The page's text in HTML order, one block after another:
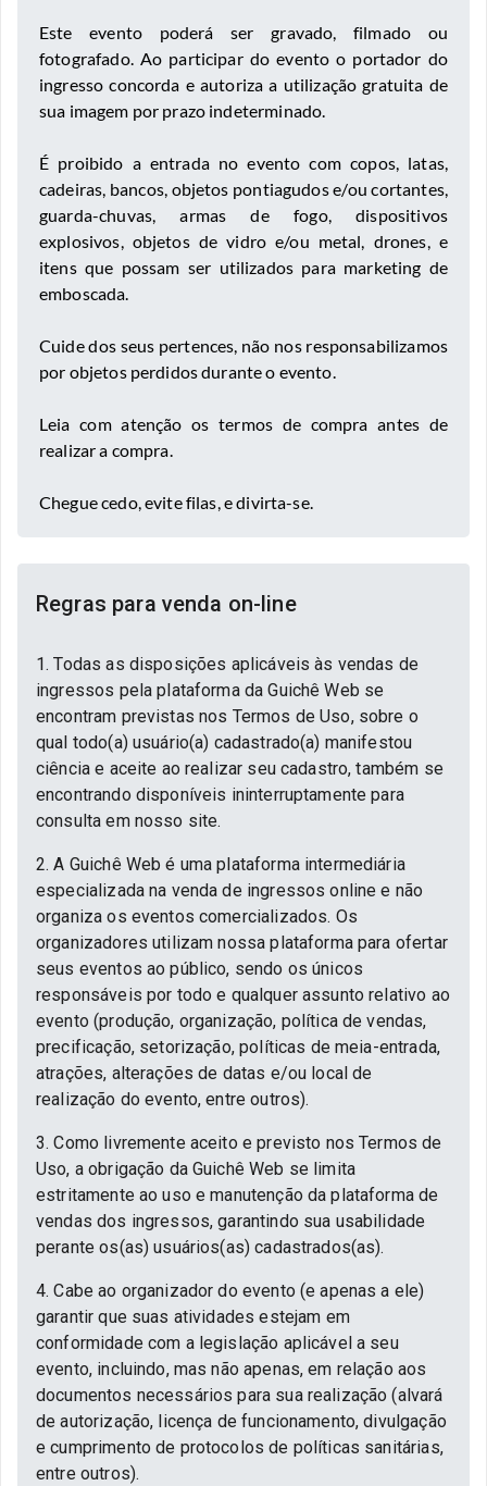
Este evento poderá ser gravado, filmado ou
fotografado. Ao participar do evento o portador do
ingresso concorda e autoriza a utilização gratuita de
sua imagem por prazo indeterminado.
É proibido a entrada no evento com copos, latas,
cadeiras, bancos, objetos pontiagudos e/ou cortantes,
guarda-chuvas, armas de fogo, dispositivos
explosivos, objetos de vidro e/ou metal, drones, e
itens que possam ser utilizados para marketing de
emboscada.
Cuide dos seus pertences, não nos responsabilizamos
por objetos perdidos durante o evento.
Leia com atenção os termos de compra antes de
realizar a compra.
Chegue cedo, evite filas, e divirta-se.
Regras para venda on-line
1. Todas as disposições aplicáveis às vendas de
ingressos pela plataforma da Guichê Web se
encontram previstas nos Termos de Uso, sobre o
qual todo(a) usuário(a) cadastrado(a) manifestou
ciência e aceite ao realizar seu cadastro, também se
encontrando disponíveis ininterruptamente para
consulta em nosso site.
2. A Guichê Web é uma plataforma intermediária
especializada na venda de ingressos online e não
organiza os eventos comercializados. Os
organizadores utilizam nossa plataforma para ofertar
seus eventos ao público, sendo os únicos
responsáveis por todo e qualquer assunto relativo ao
evento (produção, organização, política de vendas,
precificação, setorização, políticas de meia-entrada,
atrações, alterações de datas e/ou local de
realização do evento, entre outros).
3. Como livremente aceito e previsto nos Termos de
Uso, a obrigação da Guichê Web se limita
estritamente ao uso e manutenção da plataforma de
vendas dos ingressos, garantindo sua usabilidade
perante os(as) usuários(as) cadastrados(as).
4. Cabe ao organizador do evento (e apenas a ele)
garantir que suas atividades estejam em
conformidade com a legislação aplicável a seu
evento, incluindo, mas não apenas, em relação aos
documentos necessários para sua realização (alvará
de autorização, licença de funcionamento, divulgação
e cumprimento de protocolos de políticas sanitárias,
entre outros).